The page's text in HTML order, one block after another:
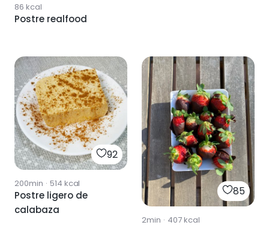
86 kcal
Postre realfood
92
200min · 514 kcal
Postre ligero de
calabaza
85
2min · 407kcal